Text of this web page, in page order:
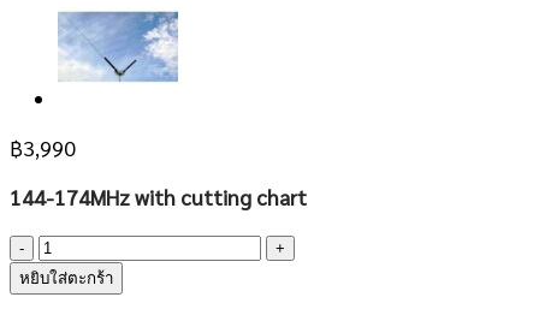
฿3,990
144-174MHz with cutting chart
จำนวน
DIAMOND
ANTENNA
หยิบใส่ตะกร้า